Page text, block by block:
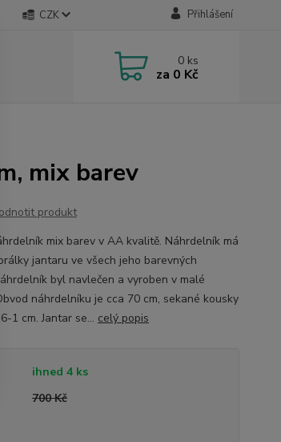
CZK Přihlášení
0 ks
za 0 Kč
mix barev
produkt
mix barev v AA kvalitě. Náhrdelník má
jantaru ve všech jeho barevných
byl navlečen a vyroben v malé
náhrdelníku je cca 70 cm, sekané kousky
1 cm. Jantar se... celý popis
ihned 4 ks
700 Kč